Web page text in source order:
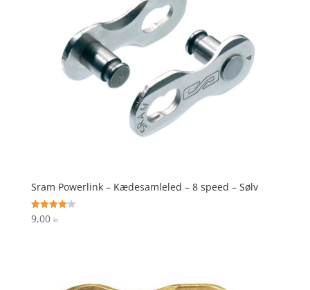
Sram Powerlink – Kædesamleled – 8 speed – Sølv
Vurderet
4.1
9,00 kr.